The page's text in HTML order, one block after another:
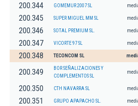
200.344 GOMEMUR 2007 SL
200.345 SUPER MIGUEL MM SL
200.346 SOTAL PREMIUM SL.
200.347 VICORTE 97 SL
200.348 TECONCOM SL
200.349
BOR SEÑALIZACIONES Y
COMPLEMENTOS SL
200.350 CTH NAVARRA SL
200.351 GRUPO APAPACHO SL.